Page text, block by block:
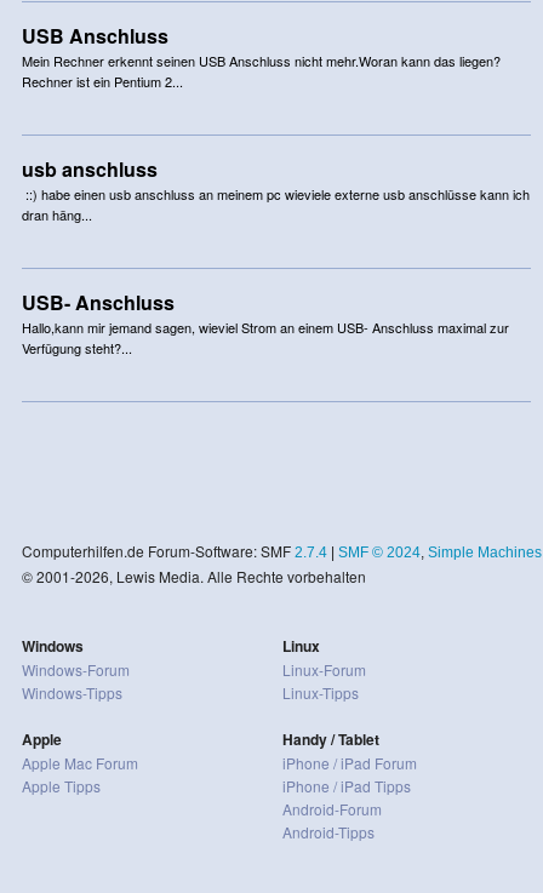
USB Anschluss
Mein Rechner erkennt seinen USB Anschluss nicht mehr.Woran kann das liegen?
Rechner ist ein Pentium 2...
usb anschluss
::) habe einen usb anschluss an meinem pc wieviele externe usb anschlüsse kann ich
dran häng...
USB- Anschluss
Hallo,kann mir jemand sagen, wieviel Strom an einem USB- Anschluss maximal zur
Verfügung steht?...
Computerhilfen.de Forum-Software: SMF 2.7.4| SMF © 2024, Simple Machines
© 2001-2026, Lewis Media. Alle Rechte vorbehalten
Windows
Windows-Forum
Windows-Tipps
Apple
Apple Mac Forum
Apple Tipps
Linux
Linux-Forum
Linux-Tipps
Handy / Tablet
iPhone / iPad Forum
iPhone / iPad Tipps
Android-Forum
Android-Tipps